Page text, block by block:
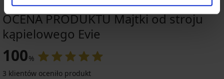
Wyprzedaż
-50%
Wyprzedaż -60%
Wyprzedaż -70%
Wyprzedaż -70%
OCENA PRODUKTU Majtki od stroju
kąpielowego Evie
100%
3 klientów oceniło produkt